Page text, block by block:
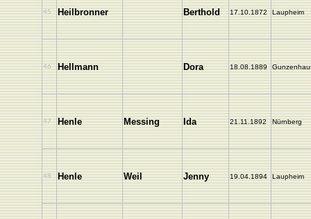
45 Heilbronner Berthold 17.10.1872 Laupheim
46 Hellmann Dora 18.08.1889
47 Henle Messing Ida 21.11.1892 Nürnberg
48 Henle Weil Jenny 19.04.1894 Laupheim